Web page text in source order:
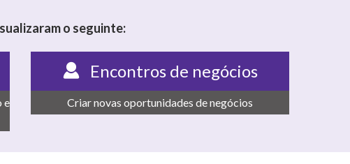
o seguinte:
e
Encontros de negócios
Criar novas oportunidades de negócios